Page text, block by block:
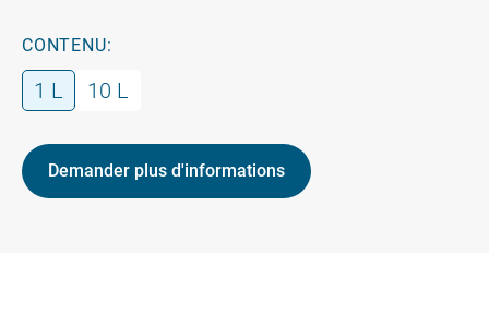
CONTENU:
1 L 10 L
Demander plus d'informations